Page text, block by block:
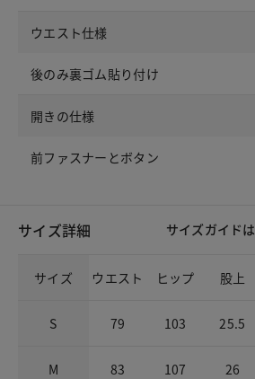
ウエスト仕様
後のみ裏ゴム貼り付け
開きの仕様
前ファスナーとボタン
サイズ詳細 サイズガイドは
サイズ ウエスト ヒップ 股上
S 79 103 25.5
M 83 107 26